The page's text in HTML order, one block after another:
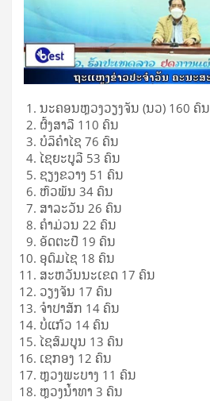
ນະຄອນຫຼວງວຽງຈັນ (ນວ) 160 ຄົນ
ຜົ້ງສາລີ 110 ຄົນ
ບໍລິຄຳໄຊ 76 ຄົນ
ໄຊຍະບູລີ 53 ຄົນ
ຊຽງຂວາງ 51 ຄົນ
ຫົວພັນ 34 ຄົນ
ສາລະວັນ 26 ຄົນ
ຄຳມ່ວນ 22 ຄົນ
ອັດຕະປື 19 ຄົນ
ອຸດົມໄຊ 18 ຄົນ
ສະຫວັນນະເຂດ 17 ຄົນ
ວຽງຈັນ 17 ຄົນ
ຈຳປາສັກ 14 ຄົນ
ບໍ່ແກ້ວ 14 ຄົນ
ໄຊສົມບູນ 13 ຄົນ
ເຊກອງ 12 ຄົນ
ຫຼວງພະບາງ 11 ຄົນ
ຫຼວງນ້ຳທາ 3 ຄົນ